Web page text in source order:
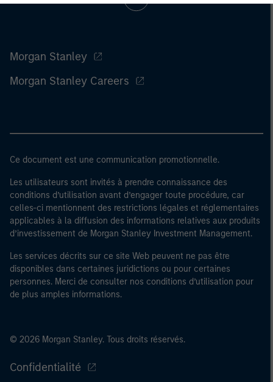
Morgan Stanley
Morgan Stanley Careers
Ce document est une communication promotionnelle.
Les utilisateurs sont invités à prendre connaissance des
conditions d’utilisation avant d’engager toute procédure, car
celles-ci mentionnent des restrictions légales et réglementaires
applicables à la diffusion des informations relatives aux produits
d’investissement de Morgan Stanley Investment Management.
Les services décrits sur ce site Web peuvent ne pas être
disponibles dans certaines juridictions ou pour certaines
personnes. Merci de consulter nos conditions d’utilisation pour
de plus amples informations.
© 2026 Morgan Stanley. Tous droits réservés.
Confidentialité